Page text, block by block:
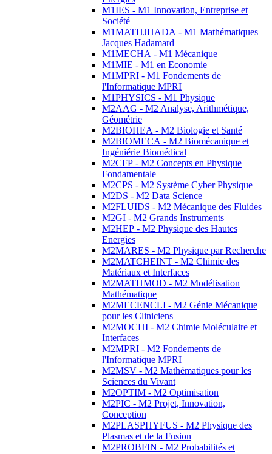
M1IES - M1 Innovation, Entreprise et
Société
M1MATHJHADA - M1 Mathématiques
Jacques Hadamard
M1MECHA - M1 Mécanique
M1MIE - M1 en Economie
M1MPRI - M1 Fondements de
l'Informatique MPRI
M1PHYSICS - M1 Physique
M2AAG - M2 Analyse, Arithmétique,
Géométrie
M2BIOHEA - M2 Biologie et Santé
M2BIOMECA - M2 Biomécanique et
Ingéniérie Biomédical
M2CFP - M2 Concepts en Physique
Fondamentale
M2CPS - M2 Système Cyber Physique
M2DS - M2 Data Science
M2FLUIDS - M2 Mécanique des Fluides
M2GI - M2 Grands Instruments
M2HEP - M2 Physique des Hautes
Energies
M2MARES - M2 Physique par Recherche
M2MATCHEINT - M2 Chimie des
Matériaux et Interfaces
M2MATHMOD - M2 Modélisation
Mathématique
M2MECENCLI - M2 Génie Mécanique
pour les Cliniciens
M2MOCHI - M2 Chimie Moléculaire et
Interfaces
M2MPRI - M2 Fondements de
l'Informatique MPRI
M2MSV - M2 Mathématiques pour les
Sciences du Vivant
M2OPTIM - M2 Optimisation
M2PIC - M2 Projet, Innovation,
Conception
M2PLASPHYFUS - M2 Physique des
Plasmas et de la Fusion
M2PROBFIN - M2 Probabilités et